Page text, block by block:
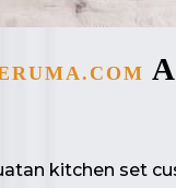
kitchen set